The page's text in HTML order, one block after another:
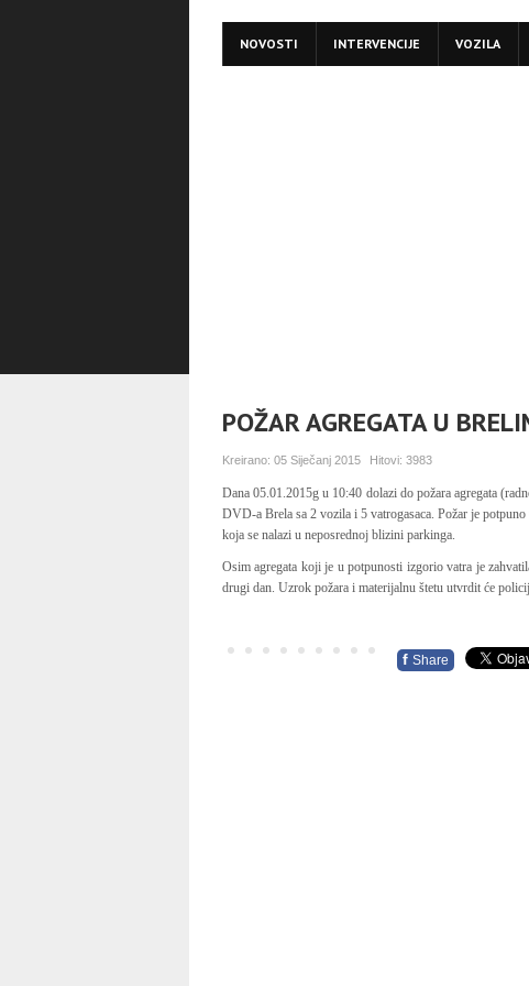
NOVOSTI INTERVENCIJE VOZILA
POŽAR AGREGATA U
Kreirano: 05 Siječanj 2015 Hitovi: 3983
Dana 05.01.2015g u 10:40 dolazi do požara agregata
DVD-a Brela sa 2 vozila i 5 vatrogasaca. Požar je
koja se nalazi u neposrednoj blizini parkinga.
Osim agregata koji je u potpunosti izgorio vatra je
drugi dan. Uzrok požara i materijalnu štetu utvrdit će
f Share